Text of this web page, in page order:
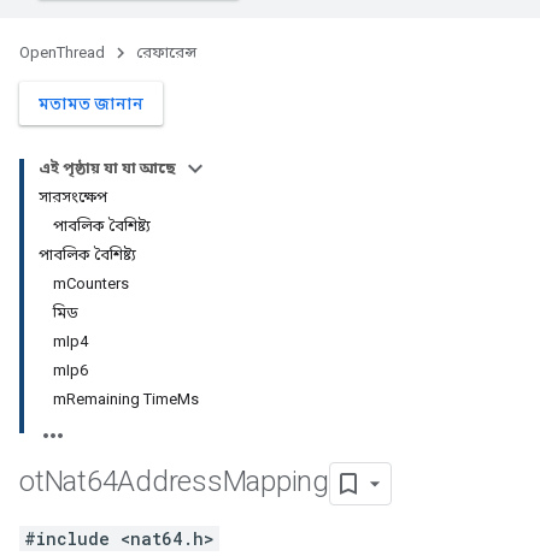
OpenThread রেফারেন্স
মতামত জানান
এই পৃষ্ঠায় যা যা আছে
সারসংক্ষেপ
পাবলিক বৈশিষ্ট্য
পাবলিক বৈশিষ্ট্য
mCounters
মিড
mIp4
mIp6
mRemaining TimeMs
otNat64AddressMapping
#include <nat64.h>